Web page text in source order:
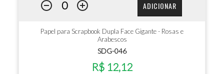
ADICIONAR
Papel para Scrapbook Dupla Face Gigante - Rosas e
Arabescos
SDG-046
R$ 12,12